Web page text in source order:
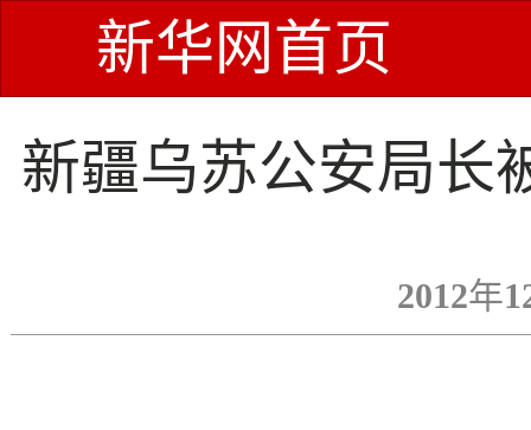
新华网首页
新疆乌苏公安局长
2012年